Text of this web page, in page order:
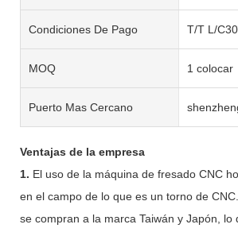
Condiciones De Pago T/T L/
MOQ 1 colocar
Puerto Mas Cercano
Ventajas de la empresa
1. El uso de la máquina de fresado CNC
en el campo de lo que es un torno de
se compran a la marca Taiwán y Japón, lo